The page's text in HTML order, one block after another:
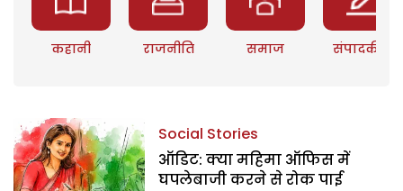
कहानी राजनीति समाज संपादकीय
Social Stories
ऑडिट: क्या महिमा ऑफिस में
घपलेबाजी करने से रोक पाई